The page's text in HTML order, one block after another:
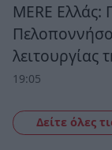
MERE
λειτουργίας
19:05
Δείτε όλες